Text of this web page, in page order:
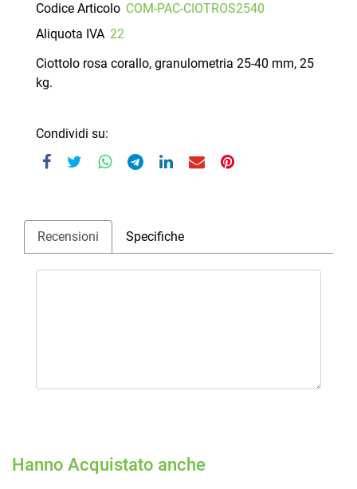
Codice Articolo COM-PAC-CIOTROS2540
Aliquota IVA 22
Ciottolo rosa corallo, granulometria 25-40 mm, 25
kg.
Condividi su:
Recensioni Specifiche
Hanno Acquistato anche